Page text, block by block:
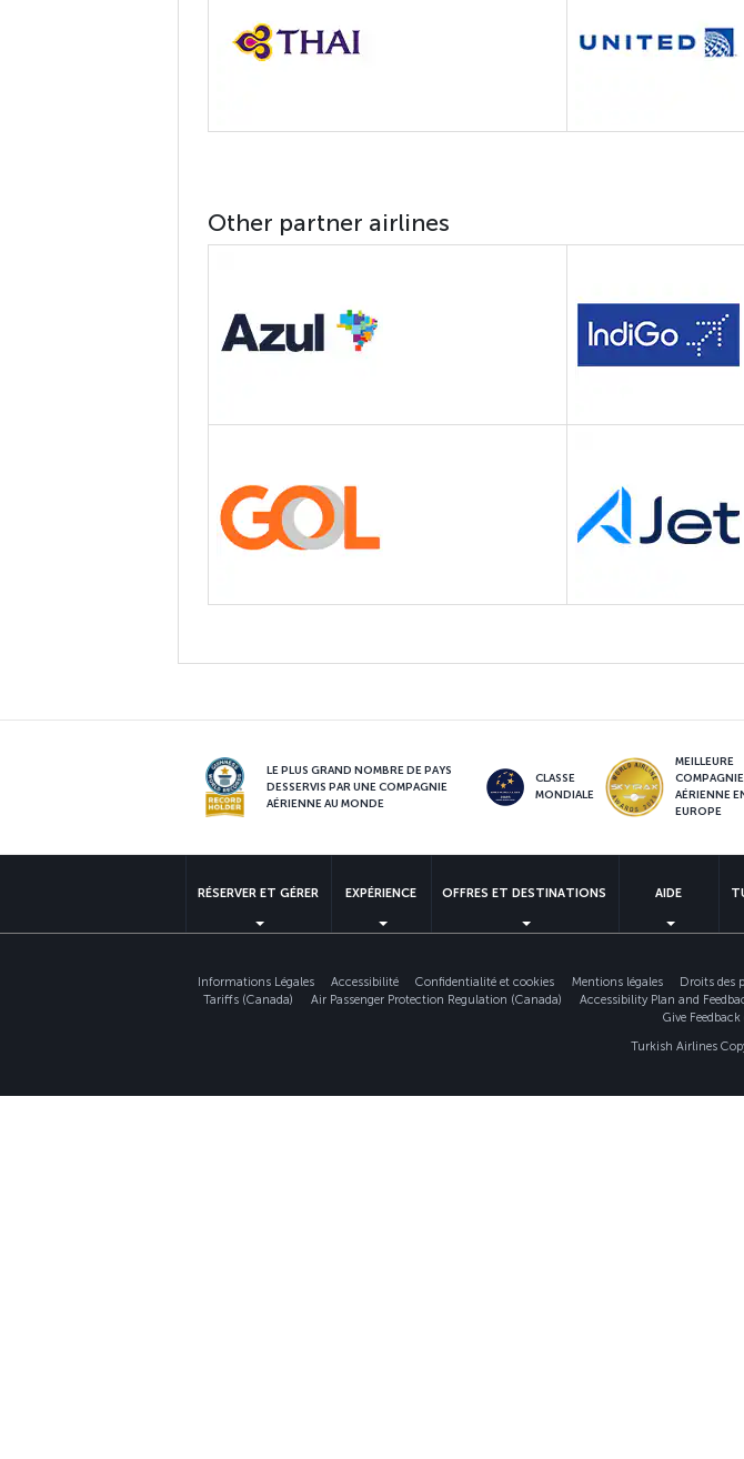
Other partner airlines
LE PLUS GRAND NOMBRE DE PAYS
DESSERVIS PAR UNE COMPAGNIE
AÉRIENNE AU MONDE
CLASSE
MONDIALE
MEILLEURE
COMPAGNIE
AÉRIENNE
EUROPE
RÉSERVER ET GÉRER EXPÉRIENCE OFFRES ET DESTINATIONS AIDE
Informations Légales Accessibilité Confidentialité et cookies Mentions légales Droits des
Tariffs (Canada)
Air Passenger Protection Regulation (Canada) Accessibility Plan and
Give
Turkish Airlines